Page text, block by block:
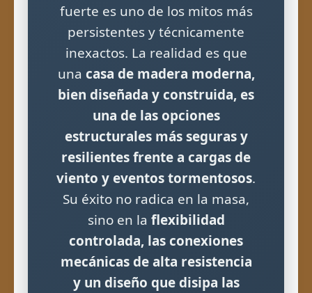
fuerte es uno de los mitos más
persistentes y técnicamente
inexactos. La realidad es que
una casa de madera moderna,
bien diseñada y construida, es
una de las opciones
estructurales más seguras y
resilientes frente a cargas de
viento y eventos tormentosos.
Su éxito no radica en la masa,
sino en la flexibilidad
controlada, las conexiones
mecánicas de alta resistencia
y un diseño que disipa las